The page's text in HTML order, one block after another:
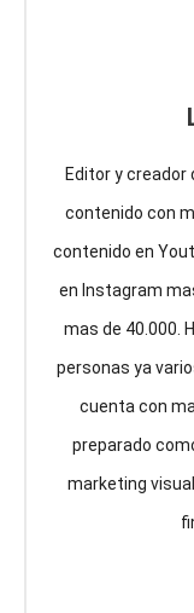
Editor y creador
contenido con
contenido en
en Instagram
mas de 40.000.
personas ya
cuenta con
preparado
marketing